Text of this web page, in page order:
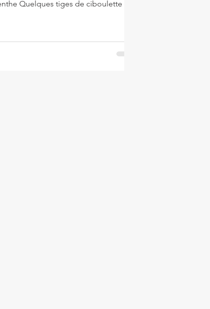
Quelques tiges de ciboulette 1/2